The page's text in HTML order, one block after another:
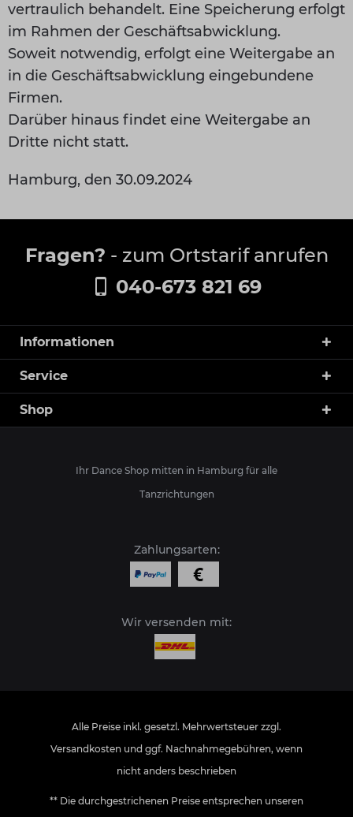
vertraulich behandelt. Eine Speicherung erfolgt
im Rahmen der Geschäftsabwicklung.
Soweit notwendig, erfolgt eine Weitergabe an
in die Geschäftsabwicklung eingebundene
Firmen.
Darüber hinaus findet eine Weitergabe an
Dritte nicht statt.
Hamburg, den 30.09.2024
Fragen? - zum Ortstarif anrufen
040-673 821 69
Informationen
Service
Shop
Ihr Dance Shop mitten in Hamburg für alle
Tanzrichtungen
Zahlungsarten:
Wir versenden mit:
Alle Preise inkl. gesetzl. Mehrwertsteuer zzgl.
Versandkosten und ggf. Nachnahmegebühren, wenn
nicht anders beschrieben
** Die durchgestrichenen Preise entsprechen unseren